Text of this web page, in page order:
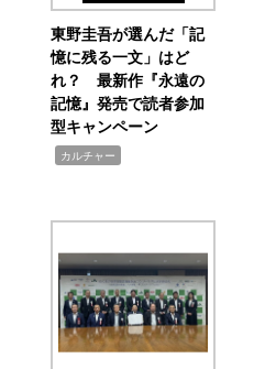
東野圭吾が選んだ「記
憶に残る一文」はど
れ？ 最新作『永遠の
記憶』発売で読者参加
型キャンペーン
カルチャー